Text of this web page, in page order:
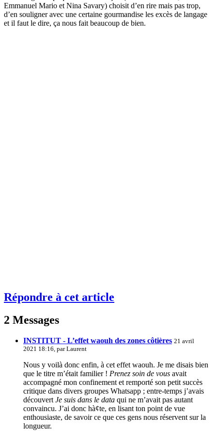
Emmanuel Mario et Nina Savary) choisit d’en rire mais pas trop,
d’en souligner avec une certaine gourmandise les excès de langage
et il faut le dire, ça nous fait beaucoup de bien.
Répondre à cet article
2 Messages
INSTITUT - L’effet waouh des zones côtières 21 avril
2021 18:16, parLaurent
Nous y voilà donc enfin, à cet effet waouh. Je me disais bien
que le titre m’était familier ! Prenez soin de vous avait
accompagné mon confinement et remporté son petit succès
critique dans divers groupes Whatsapp ; entre-temps j’avais
découvert Je suis dans le data qui ne m’avait pas autant
convaincu. J’ai donc hà¢te, en lisant ton point de vue
enthousiaste, de savoir ce que ces gens nous réservent sur la
longueur.